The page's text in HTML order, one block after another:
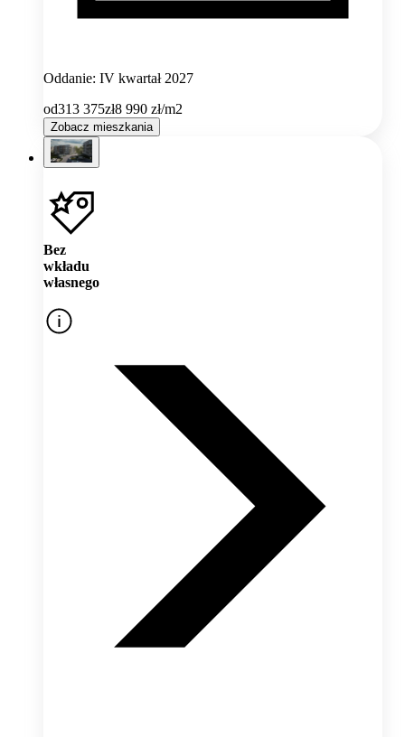
Oddanie: IV kwartał 2027
od313 375zł8 990 zł/m2
Zobacz mieszkania
Bez
wkładu
własnego